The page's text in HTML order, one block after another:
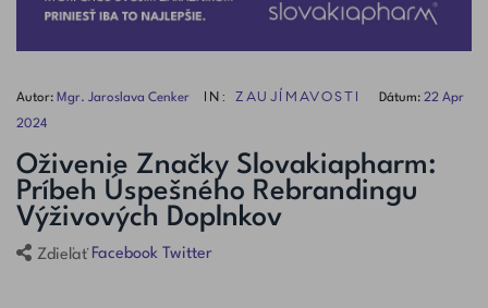
Autor: Mgr. Jaroslava Cenker IN: ZAUJÍMAVOSTI Dátum: 22 Apr
2024
Oživenie Značky Slovakiapharm:
Príbeh Úspešného Rebrandingu
Výživových Doplnkov
Zdieľať Facebook Twitter